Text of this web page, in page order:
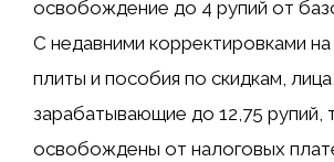
освобождение до 4 рупий от
С недавними корректировками
плиты и пособия по скидкам, лица,
зарабатывающие до 12,75 рупий,
освобождены от налоговых